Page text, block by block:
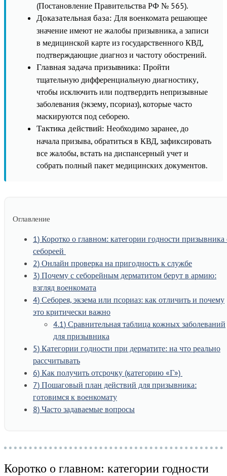
(Постановление Правительства РФ № 565).
Доказательная база: Для военкомата решающее
значение имеют не жалобы призывника, а записи
в медицинской карте из государственного КВД,
подтверждающие диагноз и частоту обострений.
Главная задача призывника: Пройти
тщательную дифференциальную диагностику,
чтобы исключить или подтвердить непризывные
заболевания (экзему, псориаз), которые часто
маскируются под себорею.
Тактика действий: Необходимо заранее, до
начала призыва, обратиться в КВД, зафиксировать
все жалобы, встать на диспансерный учет и
собрать полный пакет медицинских документов.
Оглавление
1 Коротко о главном: категории годности призывника
себореей
2 Онлайн проверка на пригодность к службе
3 Почему с себорейным дерматитом берут в армию:
взгляд военкомата
4 Себорея, экзема или псориаз: как отличить и почему
это критически важно
4.1 Сравнительная таблица кожных заболеваний
для призывника
5 Категории годности при дерматите: на что реально
рассчитывать
6 Как получить отсрочку (категорию «Г»)
7 Пошаговый план действий для призывника:
готовимся к военкомату
8 Часто задаваемые вопросы
Коротко о главном: категории годности